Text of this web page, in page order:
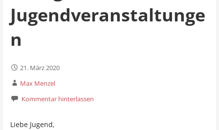
Jugendveranstaltunge
n
21. März 2020
Max Menzel
Kommentar hinterlassen
Liebe Jugend,